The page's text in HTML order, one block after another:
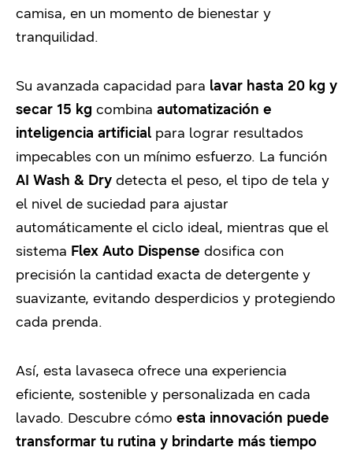
camisa, en un momento de bienestar y
tranquilidad.
Su avanzada capacidad para lavar hasta 20 kg y
secar 15 kg combina automatización e
inteligencia artificial para lograr resultados
impecables con un mínimo esfuerzo. La función
AI Wash & Dry detecta el peso, el tipo de tela y
el nivel de suciedad para ajustar
automáticamente el ciclo ideal, mientras que el
sistema Flex Auto Dispense dosifica con
precisión la cantidad exacta de detergente y
suavizante, evitando desperdicios y protegiendo
cada prenda.
Así, esta lavaseca ofrece una experiencia
eficiente, sostenible y personalizada en cada
lavado. Descubre cómo esta innovación puede
transformar tu rutina y brindarte más tiempo